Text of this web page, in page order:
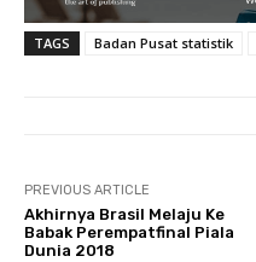
TAGS Badan Pusat statistik
PREVIOUS ARTICLE
Akhirnya Brasil Melaju Ke
Babak Perempatfinal Piala
Dunia 2018